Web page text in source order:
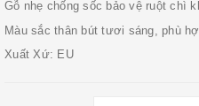
Gỗ nhẹ chống sốc bảo vệ ruột chì
Màu sắc thân bút tươi sáng, phù
Xuất Xứ: EU